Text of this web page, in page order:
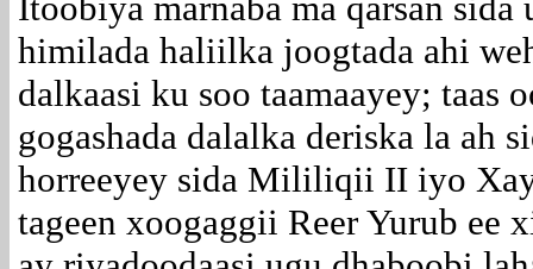
himilada haliilka joogtada ahi
dalkaasi ku soo taamaayey; taas
gogashada dalalka deriska la ah
horreeyey sida Mililiqii II iyo
tageen xoogaggii Reer Yurub